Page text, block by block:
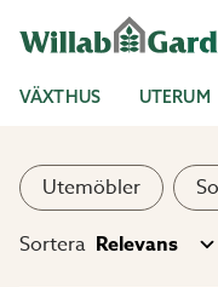
VÄXTHUS UTERUM
Utemöbler
Sortera